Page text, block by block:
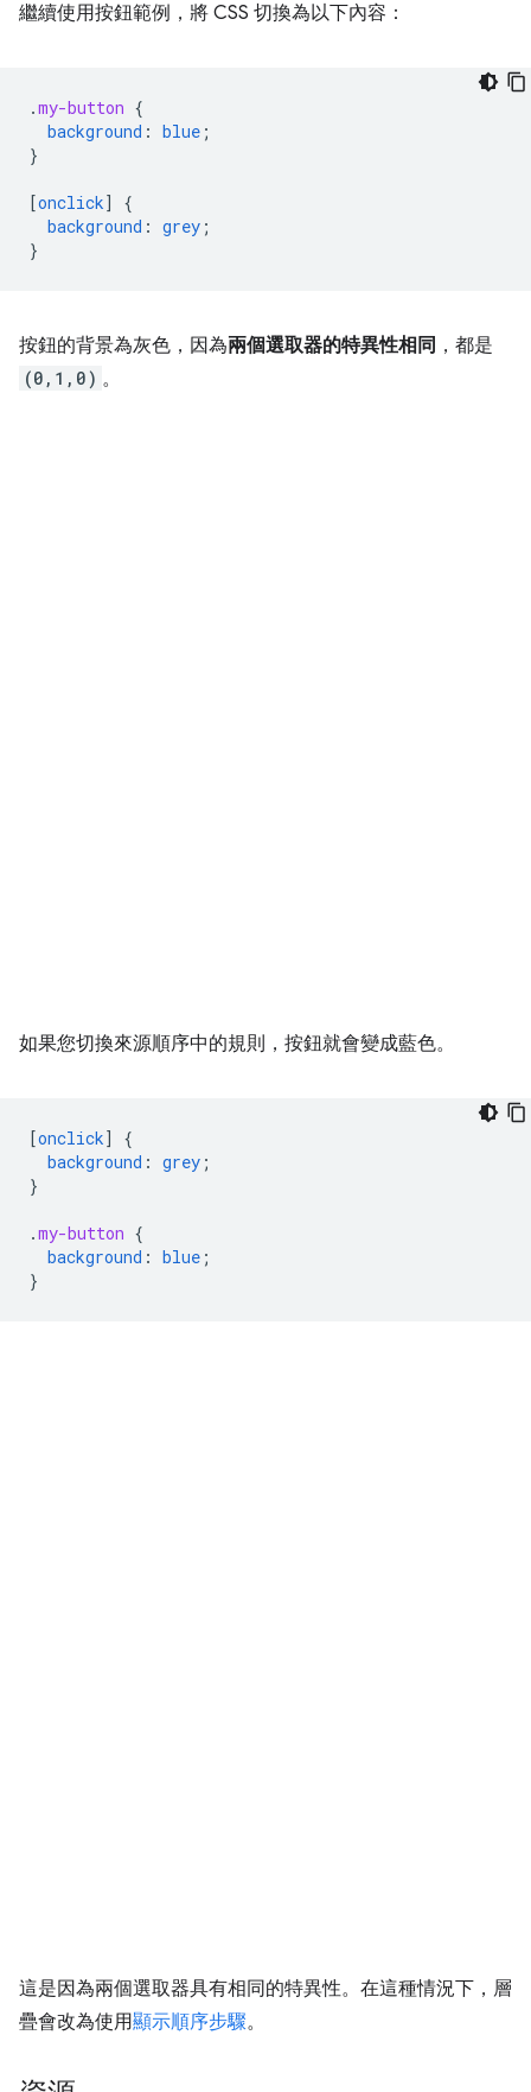
繼續使用按鈕範例，將 CSS 切換為以下內容：
.my-button {
background : blue ;
}
[onclick]
{
background : grey ;
}
按鈕的背景為灰色，因為兩個選取器的特異性相同 ，都是
(0,1,0) 。
如果您切換來源順序中的規則，按鈕就會變成藍色。
[onclick]
{
background : grey ;
}
.my-button {
background : blue ;
}
這是因為兩個選取器具有相同的特異性。在這種情況下，層
疊會改為使用顯示順序步驟。